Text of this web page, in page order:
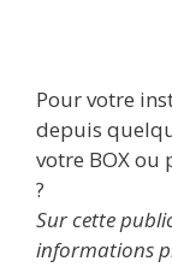
Pour votre
depuis
votre BOX ou
?
Sur cette
informations